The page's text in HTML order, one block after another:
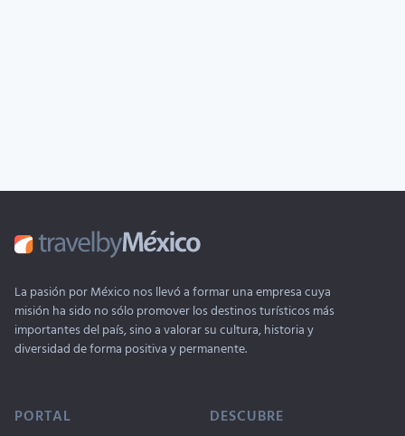
La pasión por México nos llevó a formar una empresa cuya
misión ha sido no sólo promover los destinos turísticos más
importantes del país, sino a valorar su cultura, historia y
diversidad de forma positiva y permanente.
PORTAL
DESCUBRE